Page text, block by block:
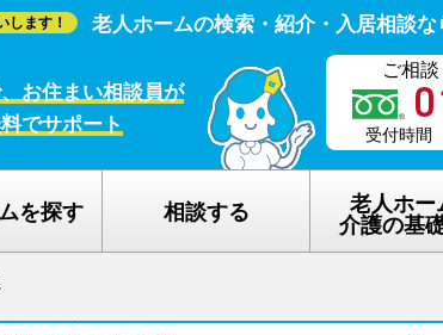
します！ 老人ホームの検索・紹介・入居相談な
お住まい相談員が
でサポート
ご相
受付時間
を探す 相談する
老人ホー
介護の基